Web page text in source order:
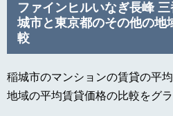
ファインヒルいなぎ長峰
城市と東京都のその他の地
較
稲城市のマンションの賃貸の平
地域の平均賃貸価格の比較をグ